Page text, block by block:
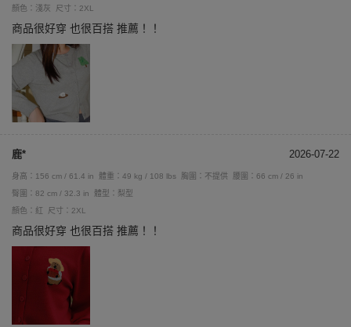
顏色：淺灰
尺寸：2XL
商品很好穿 也很百搭 推薦！！
鹿* 2026-07-22
身高：156 cm / 61.4 in 體重：49 kg / 108 lbs 胸圍：不提供
腰圍：66 cm / 26 in
臀圍：82 cm / 32.3 in
體型：梨型
顏色：紅
尺寸：2XL
商品很好穿 也很百搭 推薦！！